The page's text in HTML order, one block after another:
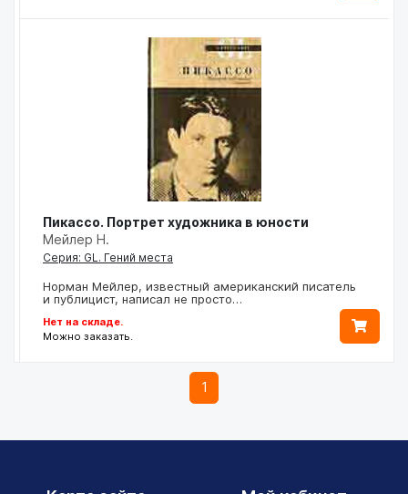
Пикассо. Портрет художника в юности
Мейлер Н.
Серия: GL. Гений места
Норман Мейлер, известный американский писатель
и публицист, написал не просто…
Нет на складе.
Можно заказать.
1